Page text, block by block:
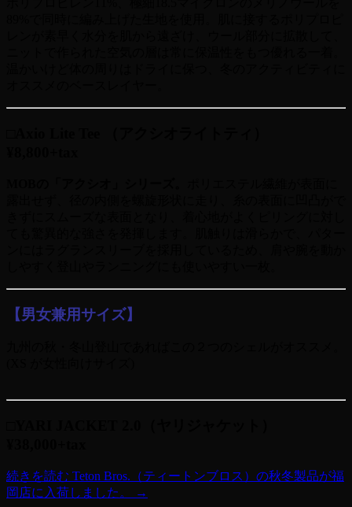
【男女兼用サイズ】
続きを読む Teton Bros.（ティートンブロス）の秋冬製品が福
岡店に入荷しました。
→